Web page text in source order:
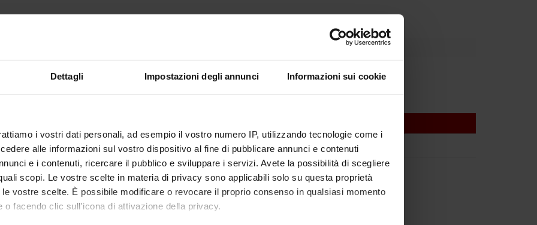
Dettagli Impostazioni degli annunci Informazioni sui cookie
i vostri dati personali, ad esempio il vostro numero IP, utilizzando tecnologie come i
alle informazioni sul vostro dispositivo al fine di pubblicare annunci e contenuti
e i contenuti, ricercare il pubblico e sviluppare i servizi. Avete la possibilità di scegliere
scopi. Le vostre scelte in materia di privacy sono applicabili solo su questa proprietà
vostre scelte. È possibile modificare o revocare il proprio consenso in qualsiasi momento
o facendo clic sull'icona di attivazione della privacy.
Professore ordinario
Patologica